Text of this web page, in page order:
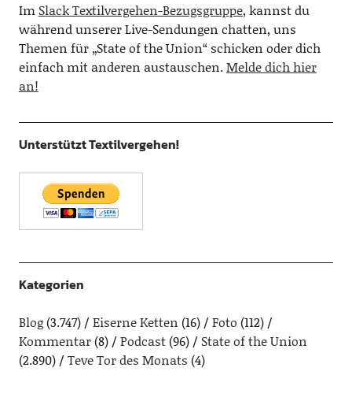
Im Slack Textilvergehen-Bezugsgruppe, kannst du
während unserer Live-Sendungen chatten, uns
Themen für „State of the Union“ schicken oder dich
einfach mit anderen austauschen.Melde dich hier
an!
Unterstützt Textilvergehen!
Kategorien
Blog(3.747) Eiserne Ketten (16) Foto (112)
Kommentar(8) Podcast(96)
State of the Union
(2.890)
Teve Tor des Monats (4)